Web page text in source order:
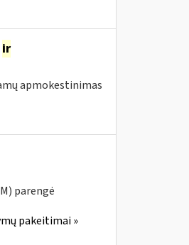
ir
apmokestinimas
parengė
pakeitimai »